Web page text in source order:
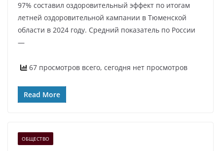
97% составил оздоровительный эффект по итогам
летней оздоровительной кампании в Тюменской
области в 2024 году. Средний показатель по России
—
67 просмотров всего, сегодня нет просмотров
Read More
ОБЩЕСТВО